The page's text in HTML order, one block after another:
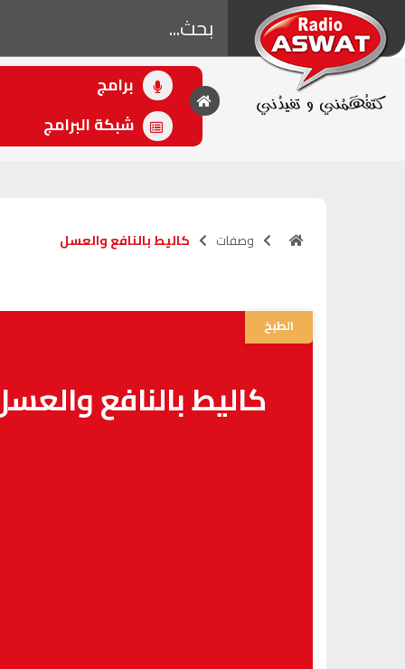
برامج
شبكة البرامج
• اللاحق
أهل الفن
(20:00 - 21:00)
وصفات كاليط بالنافع والعسل
الطبخ
كاليط بالنافع